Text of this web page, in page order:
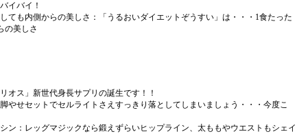
イバイ！
ても内側からの美しさ ：「うるおいダイエットぞうすい」は・・・1食たった
の美しさ
リオス」新世代身長サプリの誕生です！！
脚やせセットでセルライトさえすっきり落としてしまいましょう・・・今度こ
ン ：レッグマジックなら鍛えずらいヒップライン、太ももやウエストもシェイ